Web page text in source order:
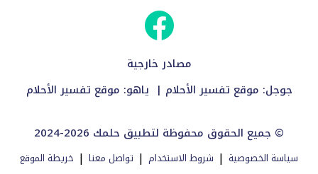
مصادر خارجية
جوجل: موقع تفسير الأحلام | ياهو: موقع تفسير الأحلام
2024-2026 جميع الحقوق محفوظة لتطبيق حلمك ©
سياسة الخصوصية | شروط الاستخدام | تواصل معنا | خريطة الموقع